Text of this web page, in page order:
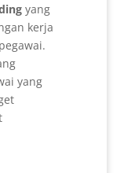
yang
kerja
yang